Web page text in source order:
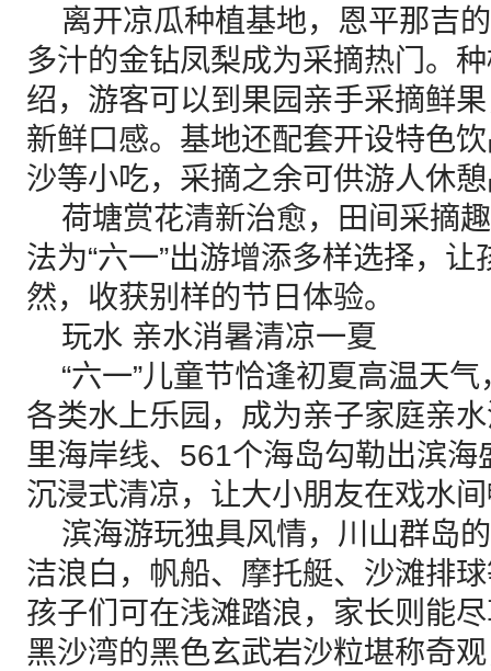
离开凉瓜种植基地，恩平那吉
多汁的金钻凤梨成为采摘热门。
绍，游客可以到果园亲手采摘鲜
新鲜口感。基地还配套开设特色
沙等小吃，采摘之余可供游人休
荷塘赏花清新治愈，田间采摘
法为“六一”出游增添多样选择，
然，收获别样的节日体验。
玩水 亲水消暑清凉一夏
“六一”儿童节恰逢初夏高温天
各类水上乐园，成为亲子家庭亲
里海岸线、561个海岛勾勒出滨
沉浸式清凉，让大小朋友在戏水
滨海游玩独具风情，川山群岛
洁浪白，帆船、摩托艇、沙滩排
孩子们可在浅滩踏浪，家长则能
黑沙湾的黑色玄武岩沙粒堪称奇